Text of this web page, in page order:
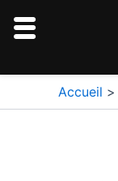
Accueil
Pagination
d’article